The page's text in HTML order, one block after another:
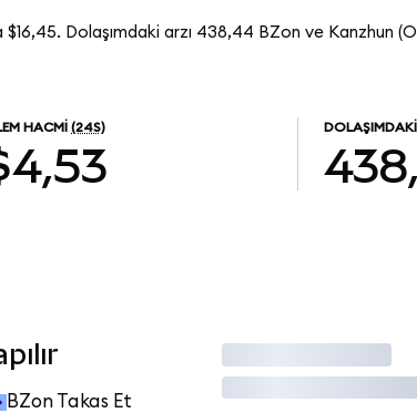
Dolaşımdaki arzı 438,44 BZon ve Kanzhun
HACMI (24S)
BZon Takas Et
İşlem Yap